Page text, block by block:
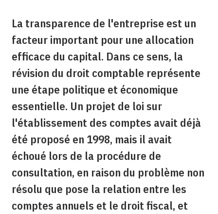
La transparence de l'entreprise est un
facteur important pour une allocation
efficace du capital. Dans ce sens, la
révision du droit comptable représente
une étape politique et économique
essentielle. Un projet de loi sur
l'établissement des comptes avait déjà
été proposé en 1998, mais il avait
échoué lors de la procédure de
consultation, en raison du problème non
résolu que pose la relation entre les
comptes annuels et le droit fiscal, et